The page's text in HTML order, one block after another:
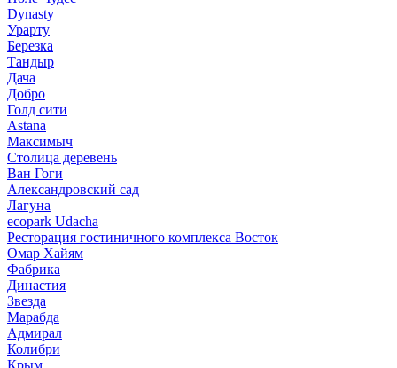
Dynasty
Урарту
Березка
Тандыр
Дача
Добро
Голд сити
Astana
Максимыч
Столица деревень
Ван Гоги
Александровский сад
Лагуна
ecopark Udacha
Ресторация гостиничного комплекса Восток
Омар Хайям
Фабрика
Династия
Звезда
Марабда
Адмирал
Колибри
Крым